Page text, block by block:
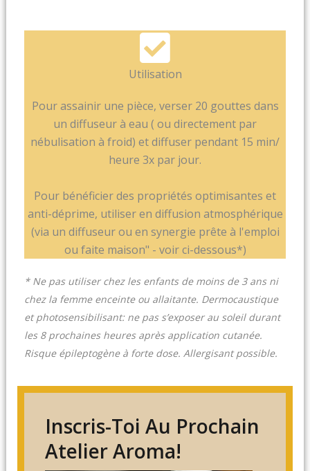
Utilisation
Pour assainir une pièce, verser 20 gouttes dans
un diffuseur à eau ( ou directement par
nébulisation à froid) et diffuser pendant 15 min/
heure 3x par jour.
Pour bénéficier des propriétés optimisantes et
anti-déprime, utiliser en diffusion atmosphérique
(via un diffuseur ou en synergie prête à l'emploi
ou faite maison" - voir ci-dessous*)
* Ne pas utiliser chez les enfants de moins de 3 ans ni
chez la femme enceinte ou allaitante. Dermocaustique
et photosensibilisant: ne pas s’exposer au soleil durant
les 8 prochaines heures après application cutanée.
Risque épileptogène à forte dose. Allergisant possible.
Inscris-Toi Au Prochain
Atelier Aroma!